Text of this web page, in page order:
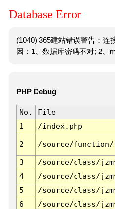
Database Error
(1040) 365建站错误警告：连
因：1、数据库密码不对; 2、
PHP Debug
No. File
1
/index.php
2 /source/function/
3 /source/class/
4
/source/class/
5
/source/class/
6
/source/class/